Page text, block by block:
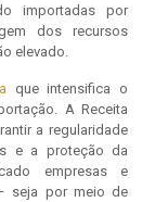
importadas por
dos recursos
elevado.
que intensifica o
A Receita
a regularidade
e a proteção da
empresas e
seja por meio de